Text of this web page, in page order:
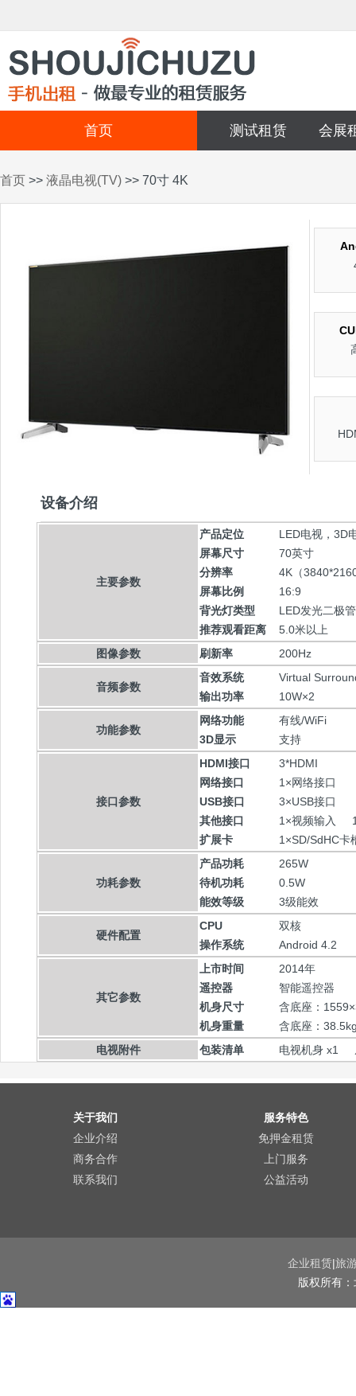
首页 测试租赁 会展
首页 >> 液晶电视(TV) >> 70寸 4K
设备介绍
主要参数
产品定位
LED电视，3D
屏幕尺寸
70英寸
分辨率
4K（
屏幕比例
16:9
背光灯类型
LED发光二极管
推荐观看距离
5.0米以上
图像参数
刷新率 200Hz
音频参数
音效系统
Virtual
输出功率
10W×2
功能参数
网络功能
有线/WiFi
3D显示
支持
接口参数
HDMI接口
3*HDMI
网络接口
1×网络接口
USB接口
3×USB接口
其他接口
1×视频输入
扩展卡
1×SD/SdHC
功耗参数
产品功耗
265W
待机功耗
0.5W
能效等级
3级能效
硬件配置
CPU
双核
操作系统
Android 4.2
其它参数
上市时间
2014年
遥控器
智能遥控器
机身尺寸
含底座：
机身重量
含底座：
电视附件
包装清单 电视机身
关于我们
企业介绍
商务合作
联系我们
服务特色
免押金租赁
上门服务
公益活动
企业租赁|旅
版权所有